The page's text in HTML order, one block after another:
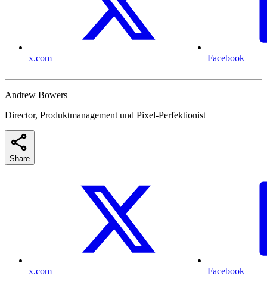
x.com Facebook
Andrew Bowers
Director, Produktmanagement und Pixel-Perfektionist
Share
x.com Facebook